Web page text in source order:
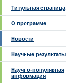
Титульная страница
О программе
Новости
Научные результаты
Научно-популярная
информация